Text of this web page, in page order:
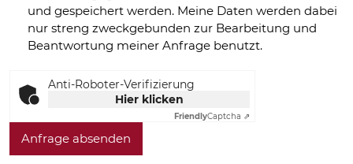
und gespeichert werden. Meine Daten werden dabei
nur streng zweckgebunden zur Bearbeitung und
Beantwortung meiner Anfrage benutzt.
Anti-Roboter-Verifizierung
Hier klicken
FriendlyCaptcha ⇗
Anfrage absenden